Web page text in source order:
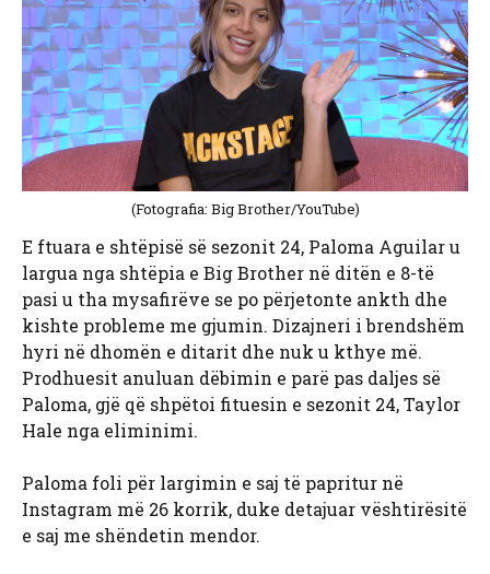
(Fotografia: Big Brother/YouTube)
E ftuara e shtëpisë së sezonit 24, Paloma Aguilar u
largua nga shtëpia e Big Brother në ditën e 8-të
pasi u tha mysafirëve se po përjetonte ankth dhe
kishte probleme me gjumin. Dizajneri i brendshëm
hyri në dhomën e ditarit dhe nuk u kthye më.
Prodhuesit anuluan dëbimin e parë pas daljes së
Paloma, gjë që shpëtoi fituesin e sezonit 24, Taylor
Hale nga eliminimi.
Paloma foli për largimin e saj të papritur në
Instagram më 26 korrik, duke detajuar vështirësitë
e saj me shëndetin mendor.